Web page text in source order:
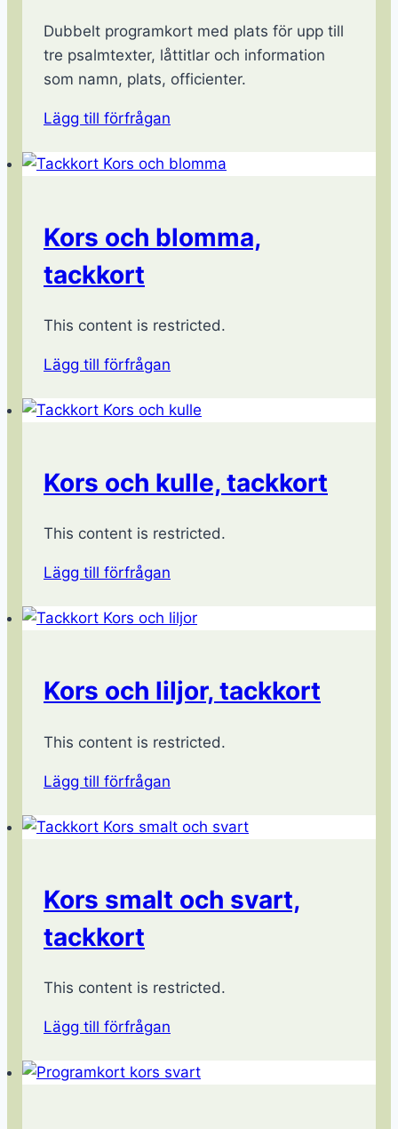
Dubbelt programkort med plats för upp till
tre psalmtexter, låttitlar och information
som namn, plats, officienter.
Lägg till förfrågan
Kors och blomma,
tackkort
This content is restricted.
Lägg till förfrågan
Kors och kulle, tackkort
This content is restricted.
Lägg till förfrågan
Kors och liljor, tackkort
This content is restricted.
Lägg till förfrågan
Kors smalt och svart,
tackkort
This content is restricted.
Lägg till förfrågan